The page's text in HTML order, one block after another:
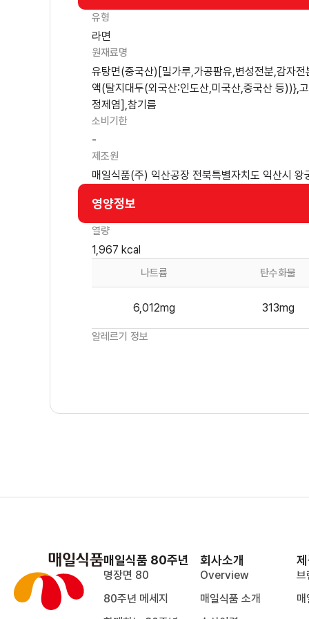
유형
라면
원재료명
유탕면(중국산)[밀가루,가공팜유,변성전분,감자
액(탈지대두(외국산:인도산,미국산,중국산 등))},
정제염],참기름
소비기한
-
제조원
매일식품(주) 익산공장 전북특별자치도 익산시
영양정보
열량
1,967 kcal
나트륨 탄수화물
6,012mg 313mg
알레르기 정보
매일식품 80주년
명장면 80
80주년 메세지
회사소개
Overview
매일식품 소개
브